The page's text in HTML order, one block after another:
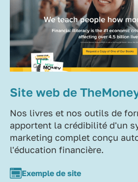
Site web de
Nos livres et nos outils de
apportent la crédibilité d'un
marketing complet conçu
l'éducation financière.
Exemple de site